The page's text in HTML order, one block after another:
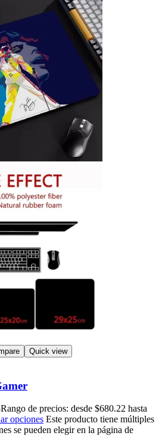
Quick view
Rango de precios: desde $680.22 hasta
opciones Este producto tiene múltiples
se pueden elegir en la página de